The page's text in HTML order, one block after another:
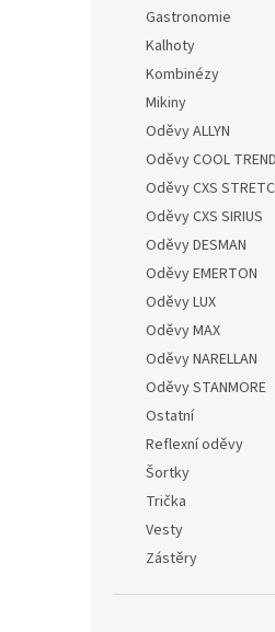
Gastronomie
Kalhoty
Kombinézy
Mikiny
Oděvy ALLYN
Oděvy COOL TREND
Oděvy CXS
Oděvy CXS SIRIUS
Oděvy DESMAN
Oděvy EMERTON
Oděvy LUX
Oděvy MAX
Oděvy NARELLAN
Oděvy STANMORE
Ostatní
Reflexní oděvy
Šortky
Trička
Vesty
Zástěry